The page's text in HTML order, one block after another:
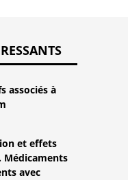
associés à
et effets
Médicaments
avec